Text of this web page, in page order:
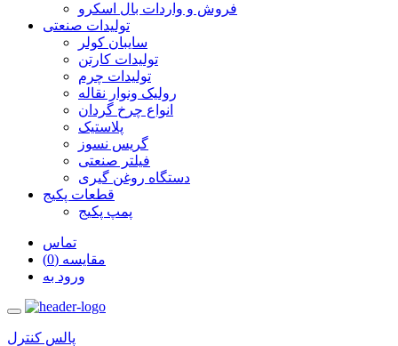
فروش و واردات بال اسکرو
تولیدات صنعتی
سایبان کولر
تولیدات کارتن
تولیدات چرم
رولیک ونوار نقاله
انواع چرخ گردان
پلاستیک
گریس نسوز
فیلتر صنعتی
دستگاه روغن گیری
قطعات پکیج
پمپ پکیج
تماس
مقایسه (0)
ورود به
پالس کنترل